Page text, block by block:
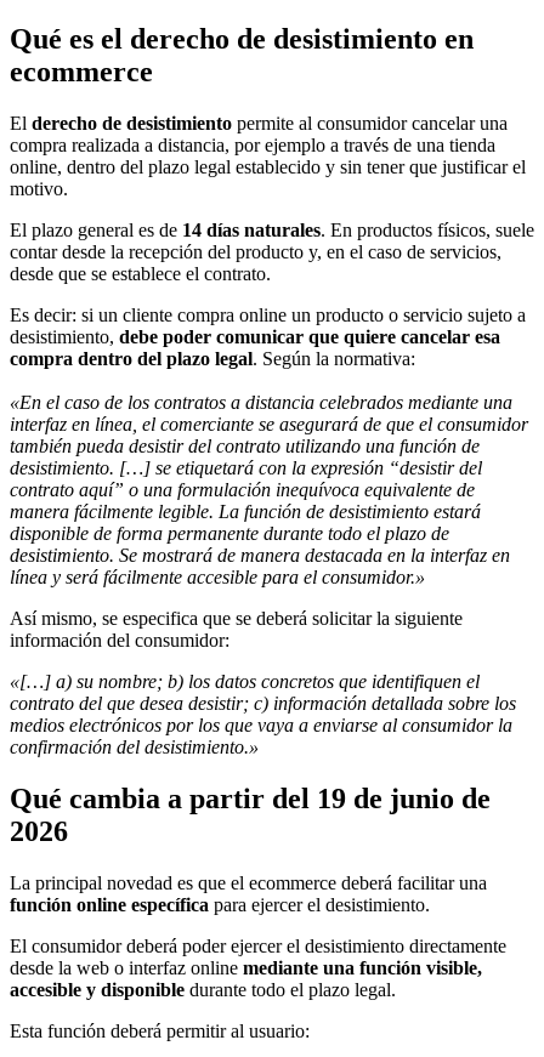
Qué es el derecho de desistimiento en
ecommerce
El derecho de desistimiento permite al consumidor cancelar una
compra realizada a distancia, por ejemplo a través de una tienda
online, dentro del plazo legal establecido y sin tener que justificar el
motivo.
El plazo general es de 14 días naturales. En productos físicos, suele
contar desde la recepción del producto y, en el caso de servicios,
desde que se establece el contrato.
Es decir: si un cliente compra online un producto o servicio sujeto a
desistimiento, debe poder comunicar que quiere cancelar esa
compra dentro del plazo legal. Según la normativa:
«En el caso de los contratos a distancia celebrados mediante una
interfaz en línea, el comerciante se asegurará de que el consumidor
también pueda desistir del contrato utilizando una función de
desistimiento. […] se etiquetará con la expresión “desistir del
contrato aquí” o una formulación inequívoca equivalente de
manera fácilmente legible. La función de desistimiento estará
disponible de forma permanente durante todo el plazo de
desistimiento. Se mostrará de manera destacada en la interfaz en
línea y será fácilmente accesible para el consumidor.»
Así mismo, se especifica que se deberá solicitar la siguiente
información del consumidor:
«[…] a) su nombre; b) los datos concretos que identifiquen el
contrato del que desea desistir; c) información detallada sobre los
medios electrónicos por los que vaya a enviarse al consumidor la
confirmación del desistimiento.»
Qué cambia a partir del 19 de junio de
2026
La principal novedad es que el ecommerce deberá facilitar una
función online específica para ejercer el desistimiento.
El consumidor deberá poder ejercer el desistimiento directamente
desde la web o interfaz online mediante una función visible,
accesible y disponible durante todo el plazo legal.
Esta función deberá permitir al usuario: